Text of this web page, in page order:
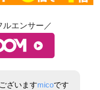
ルエンサー／
ざいますmicoです